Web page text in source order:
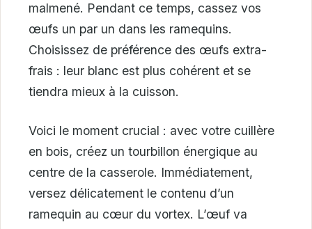
malmené. Pendant ce temps, cassez vos
œufs un par un dans les ramequins.
Choisissez de préférence des œufs extra-
frais : leur blanc est plus cohérent et se
tiendra mieux à la cuisson.
Voici le moment crucial : avec votre cuillère
en bois, créez un tourbillon énergique au
centre de la casserole. Immédiatement,
versez délicatement le contenu d’un
ramequin au cœur du vortex. L’œuf va